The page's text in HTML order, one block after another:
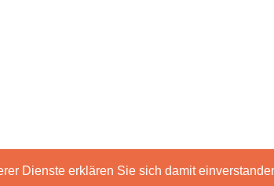
Dienste erklären Sie sich damit